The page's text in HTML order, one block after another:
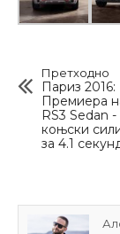
Претходно
Париз 2016:
Премиера
RS3 Sedan
коњски
за 4.1